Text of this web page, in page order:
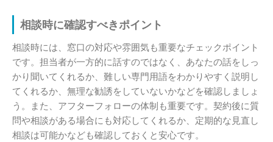
相談時に確認すべきポイント
相談時には、窓口の対応や雰囲気も重要なチェックポイント
です。担当者が一方的に話すのではなく、あなたの話をしっ
かり聞いてくれるか、難しい専門用語をわかりやすく説明し
てくれるか、無理な勧誘をしていないかなどを確認しましょ
う。また、アフターフォローの体制も重要です。契約後に質
問や相談がある場合にも対応してくれるか、定期的な見直し
相談は可能かなども確認しておくと安心です。